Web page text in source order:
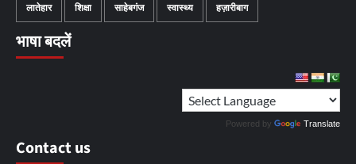
लातेहार शिक्षा साहेबगंज स्वास्थ्य हज़ारीबाग
भाषा बदलें
Powered by Translate
Contact us